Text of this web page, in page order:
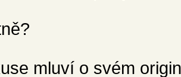
mluví o svém